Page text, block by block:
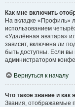
Как мне включить
На вкладке «Профиль»
использованием
«Удалённая аватара»
зависит, включена ли
быть доступны. Если вы
администратором
Вернуться к началу
Что такое звание и как
Звания, отображаемые